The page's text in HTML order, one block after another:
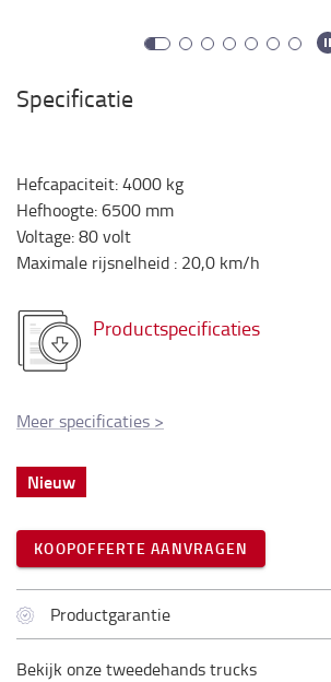
Specificatie
Hefcapaciteit:4000 kg
Hefhoogte:6500 mm
Voltage:80volt
Maximale rijsnelheid : 20,0 km/h
Productspecificaties
Meer specificaties >
Nieuw
KOOPOFFERTE AANVRAGEN
Productgarantie
Bekijk onze tweedehands trucks